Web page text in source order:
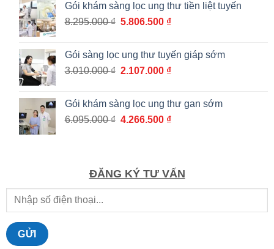
từ
Gói khám sàng lọc ung thư tiền liệt tuyến
8.295.000₫ Giá
8.295.000 ₫.
5.806.500 ₫Giá
là:
5.806.500 ₫.
Gói sàng lọc ung thư tuyến giáp sớm
3.010.000₫ Giá
3.010.000 ₫.
2.107.000 ₫Giá
là:
2.107.000 ₫.
Gói khám sàng lọc ung thư gan sớm
6.095.000₫ Giá
4.266.500 ₫Giá
4.266.500 ₫.
ĐĂNG KÝ TƯ VẤN